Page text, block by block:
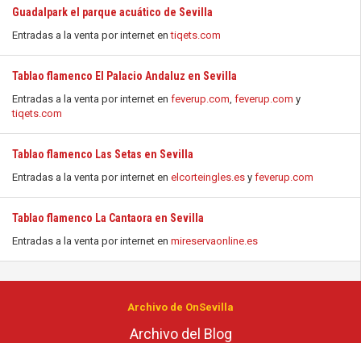
Guadalpark el parque acuático de Sevilla
Entradas a la venta por internet entiqets.com
Tablao flamenco El Palacio Andaluz en Sevilla
Entradas a la venta por internet en feverup.com, feverup.com y
tiqets.com
Tablao flamenco Las Setas en Sevilla
Entradas a la venta por internet en elcorteingles.es y feverup.com
Tablao flamenco La Cantaora en Sevilla
Entradas a la venta por internet en mireservaonline.es
Archivo de OnSevilla
Archivo del Blog